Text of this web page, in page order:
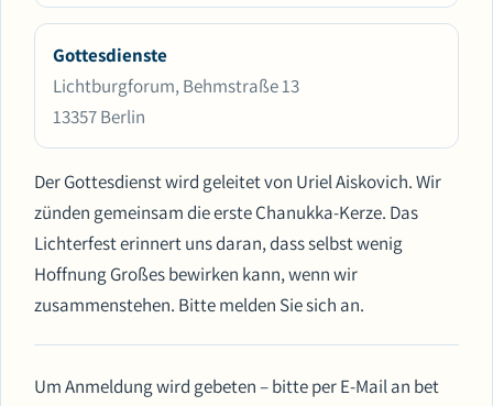
Gottesdienste
Lichtburgforum, Behmstraße 13
13357 Berlin
Der Gottesdienst wird geleitet von Uriel Aiskovich. Wir
zünden gemeinsam die erste Chanukka-Kerze. Das
Lichterfest erinnert uns daran, dass selbst wenig
Hoffnung Großes bewirken kann, wenn wir
zusammenstehen. Bitte melden Sie sich an.
Um Anmeldung wird gebeten – bitte per E-Mail an bet